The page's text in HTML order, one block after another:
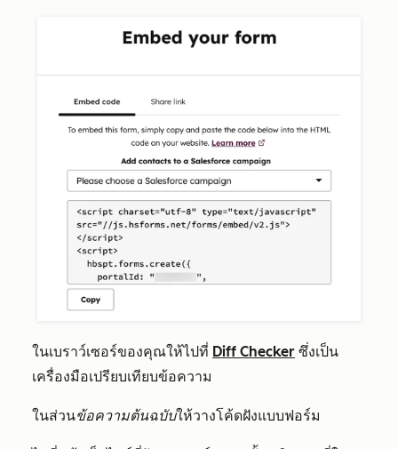
ในเบราว์เซอร์ของคุณให้ไปที่ Diff Checker ซึ่งเป็น
เครื่องมือเปรียบเทียบข้อความ
ในส่วนข้อความต้นฉบับให้วางโค้ดฝังแบบฟอร์ม